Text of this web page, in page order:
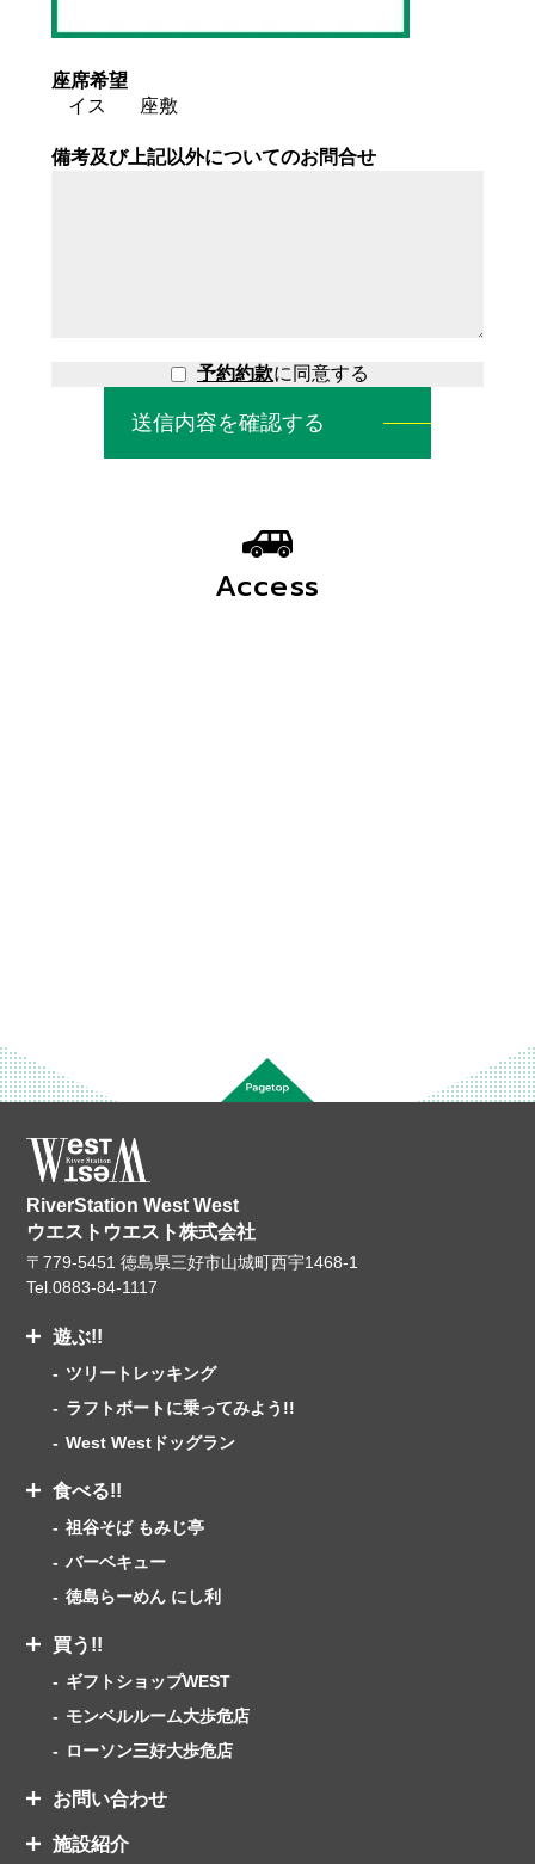
座席希望
イス
座敷
備考及び上記以外についてのお問合せ
予約約款に同意する
Access
RiverStation West West
ウエストウエスト株式会社
〒779-5451 徳島県三好市山城町西宇1468-1
Tel.0883-84-1117
遊ぶ!!
ツリートレッキング
ラフトボートに乗ってみよう!!
West Westドッグラン
食べる!!
祖谷そば もみじ亭
バーベキュー
徳島らーめん にし利
買う!!
ギフトショップWEST
モンベルルーム大歩危店
ローソン三好大歩危店
お問い合わせ
施設紹介